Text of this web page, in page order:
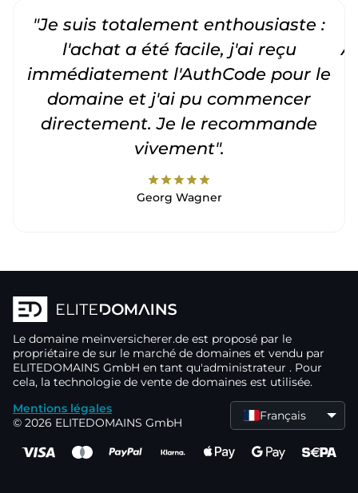
"Je suis totalement enthousiaste :
l'achat a été facile, j'ai reçu
immédiatement l'AuthCode pour le
domaine et j'ai pu commencer
directement. Je le recommande
vivement".
starstarstarstarstar
Georg Wagner
Le domaine meinversicherer.de est proposé par le
propriétaire de sur le marché de domaines et vendu par
ELITEDOMAINS GmbH en tant qu'administrateur . Pour
cela, la technologie de vente de domaines est utilisée.
Mentions légales
© 2026 ELITEDOMAINS GmbH
Français